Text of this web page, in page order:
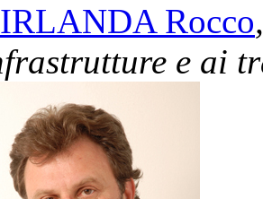
Rocco
e ai